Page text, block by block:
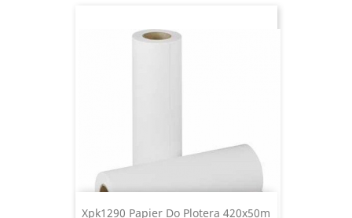
Xpk1290 Papier Do Plotera 420x50m